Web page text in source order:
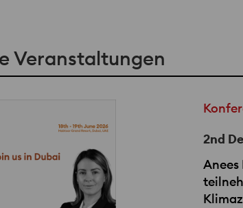
Veranstaltungen
2nd
Anees